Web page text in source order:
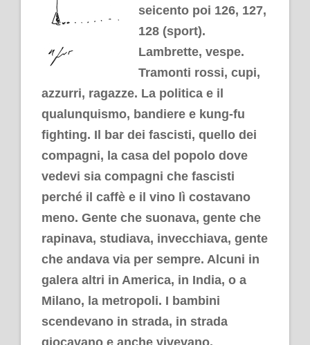
seicento poi 126, 127,
128 (sport).
Lambrette, vespe.
Tramonti rossi, cupi,
azzurri, ragazze. La politica e il
qualunquismo, bandiere e kung-fu
fighting. Il bar dei fascisti, quello dei
compagni, la casa del popolo dove
vedevi sia compagni che fascisti
perché il caffè e il vino lì costavano
meno. Gente che suonava, gente che
rapinava, studiava, invecchiava, gente
che andava via per sempre. Alcuni in
galera altri in America, in India, o a
Milano, la metropoli. I bambini
scendevano in strada, in strada